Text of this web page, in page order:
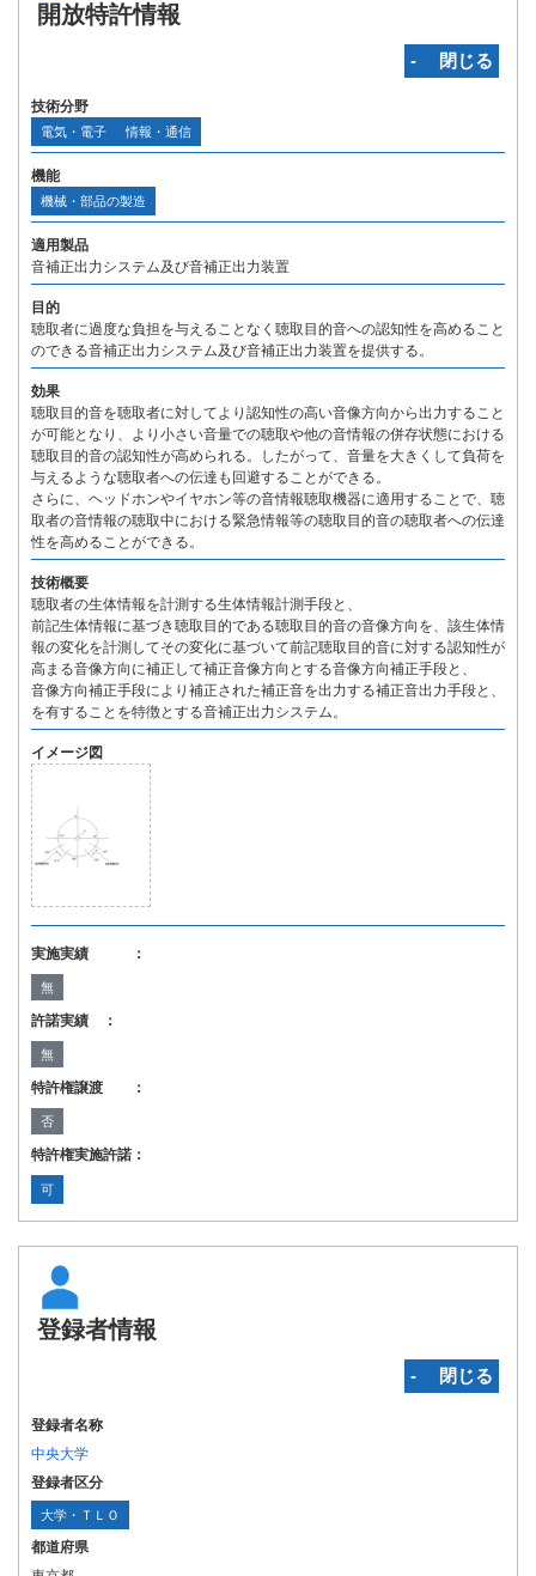
開放特許情報
‐ 閉じる
技術分野
電気・電子 情報・通信
機能
機械・部品の製造
適用製品
音補正出力システム及び音補正出力装置
目的
聴取者に過度な負担を与えることなく聴取目的音への認知性を高めること
のできる音補正出力システム及び音補正出力装置を提供する。
効果
聴取目的音を聴取者に対してより認知性の高い音像方向から出力すること
が可能となり、より小さい音量での聴取や他の音情報の併存状態における
聴取目的音の認知性が高められる。したがって、音量を大きくして負荷を
与えるような聴取者への伝達も回避することができる。
さらに、ヘッドホンやイヤホン等の音情報聴取機器に適用することで、聴
取者の音情報の聴取中における緊急情報等の聴取目的音の聴取者への伝達
性を高めることができる。
技術概要
聴取者の生体情報を計測する生体情報計測手段と、
前記生体情報に基づき聴取目的である聴取目的音の音像方向を、該生体情
報の変化を計測してその変化に基づいて前記聴取目的音に対する認知性が
高まる音像方向に補正して補正音像方向とする音像方向補正手段と、
音像方向補正手段により補正された補正音を出力する補正音出力手段と、
を有することを特徴とする音補正出力システム。
イメージ図
実施実績 ：
無
許諾実績 ：
無
特許権譲渡 ：
否
特許権実施許諾：
可
登録者情報
‐ 閉じる
登録者名称
中央大学
登録者区分
大学・ＴＬＯ
都道府県